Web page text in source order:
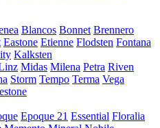
Blancos Bonnet Brennero
Eastone Etienne Flodsten Fontana
Kalksten
Midas Milena Petra Riven
Storm Tempo Terma Vega
Epoque 21 Essential Floralia